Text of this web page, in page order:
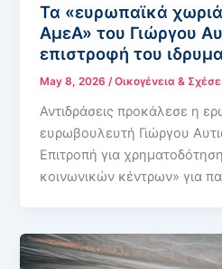
Τα «ευρωπαϊκά χωριά
ΑμεΑ» του Γιώργου
επιστροφή του
May 8, 2026/Οικογένεια &
Αντιδράσεις προκάλεσε η
ευρωβουλευτή Γιώργου
Επιτροπή για
κοινωνικών κέντρων» για